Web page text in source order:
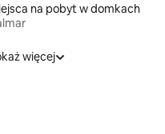
na pobyt w domkach
więcej